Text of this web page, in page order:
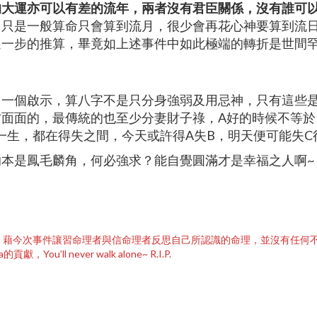
運亦可以有差的流年，兩者沒有君臣關係，沒有誰可
是一般算命只會算到流月，很少會再花心神要算到流
步的推算，畢竟如上述事件中如此極端的轉折是世間
個啟示，算八字不是只分身強弱及用忌神，只有這些
面的，最傳統的也至少分妻財子祿，A好的時候不等
，都在得失之間，今天或許得A失B，明天便可能失C
是鳳毛麟角，何必強求？能自覺圓滿才是幸福之人啊~
今次事件讓習命理者與信命理者反思自己所認識的命理，並沒有任何
貢獻，You’ll never walk alone~ R.I.P.